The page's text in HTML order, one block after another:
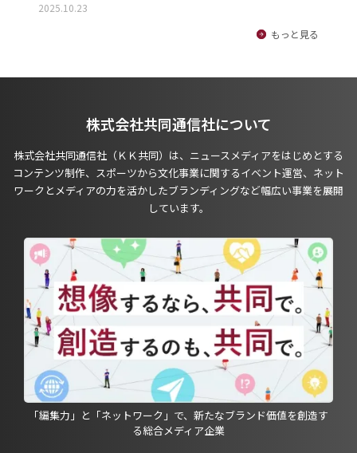
2025.10.23
もっと見る
株式会社共同通信社について
株式会社共同通信社（ＫＫ共同）は、ニュースメディアをはじめとする
コンテンツ制作、スポーツから文化事業に関するイベント運営、ネット
ワークとメディアの力を活かしたブランディングなど幅広い事業を展開
しています。
「編集力」と「ネットワーク」で、新たなブランド価値を創造す
る総合メディア企業